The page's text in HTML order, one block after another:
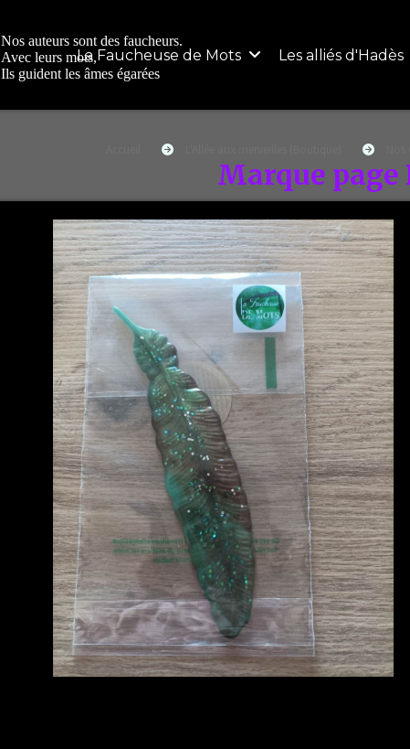
Nos auteurs sont des faucheurs.
Avec leurs mots,
Ils guident les âmes égarées
La Faucheuse de Mots Les alliés d'Hadès
Marque